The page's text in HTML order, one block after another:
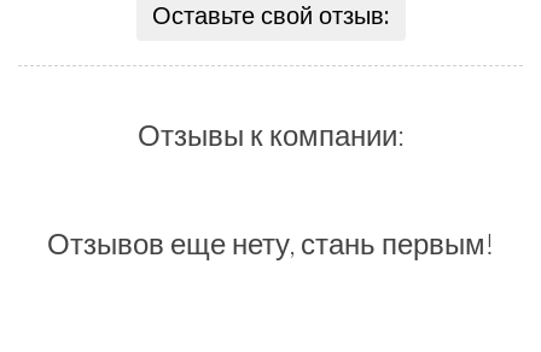
Оставьте свой отзыв:
Отзывы к компании:
Отзывов еще нету, стань первым!